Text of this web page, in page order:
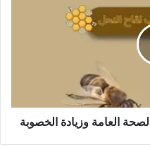
العامة وزيادة الخصوبة